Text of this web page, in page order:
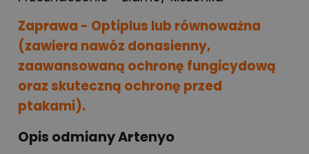
Zaprawa - Optiplus lub równoważna
(zawiera nawóz donasienny,
zaawansowaną ochronę fungicydową
oraz skuteczną ochronę przed
ptakami).
Opis odmiany Artenyo